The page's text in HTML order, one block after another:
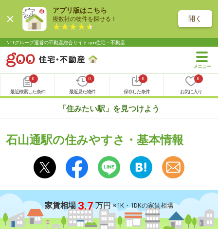
アプリ版はこちら
複数社の物件を探せる！ 開く
NTTグループ運営の不動産総合サイト goo住宅・不動産
0
最近検索した条件
0
最近見た物件
0
保存した条件
0
お気に入り
「住みたい駅」を見つけよう
石山通駅の住みやすさ・基本情報
家賃相場 3.7 万円 ※1K・1DKの家賃相場